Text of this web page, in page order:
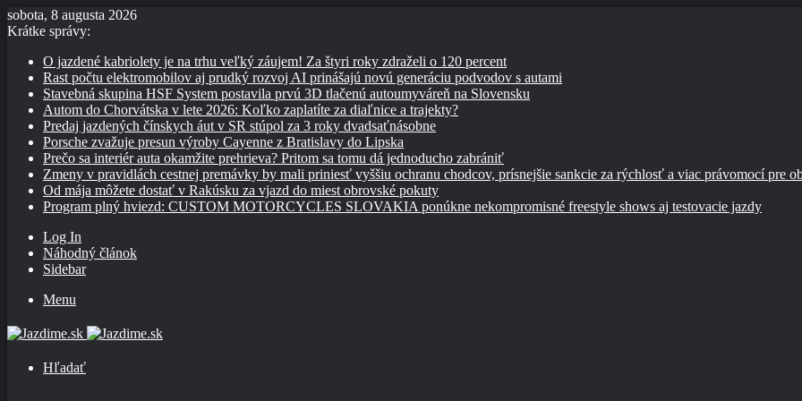
sobota, 8 augusta 2026
Krátke správy:
O jazdené kabriolety je na trhu veľký záujem! Za štyri roky zdraželi o 120 percent
Rast počtu elektromobilov aj prudký rozvoj AI prinášajú novú generáciu podvodov s autami
Stavebná skupina HSF System postavila prvú 3D tlačenú autoumyváreň na Slovensku
Autom do Chorvátska v lete 2026: Koľko zaplatíte za diaľnice a trajekty?
Predaj jazdených čínskych áut v SR stúpol za 3 roky dvadsaťnásobne
Porsche zvažuje presun výroby Cayenne z Bratislavy do Lipska
Prečo sa interiér auta okamžite prehrieva? Pritom sa tomu dá jednoducho zabrániť
Zmeny v pravidlách cestnej premávky by mali priniesť vyššiu ochranu chodcov, prísnejšie sankcie za rýchlosť a viac právomocí pre
Od mája môžete dostať v Rakúsku za vjazd do miest obrovské pokuty
Program plný hviezd: CUSTOM MOTORCYCLES SLOVAKIA ponúkne nekompromisné freestyle shows aj testovacie jazdy
Log In
Náhodný článok
Sidebar
Menu
Hľadať